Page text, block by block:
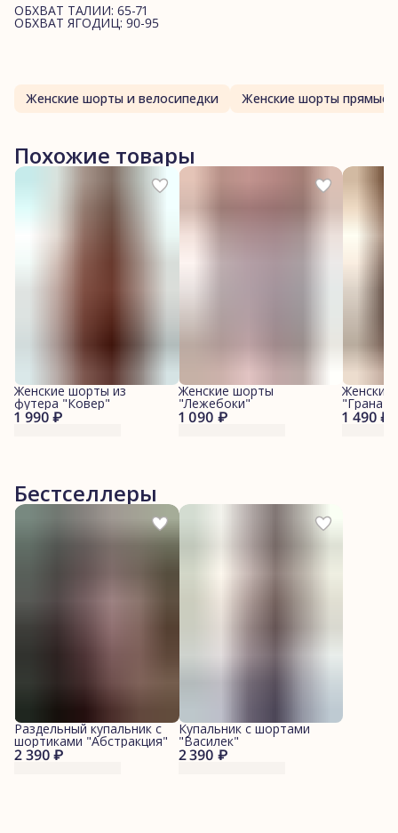
ОБХВАТ ТАЛИИ: 65-71
ОБХВАТ ЯГОДИЦ: 90-95
Женские шорты и велосипедки Женские шорты прямые
Похожие товары
1 990 ₽
Женские шорты из
футера "Ковер"
1 090 ₽
Женские шорты
"Лежебоки"
1 490 ₽
Бестселлеры
2 390 ₽
Раздельный купальник с
шортиками "Абстракция"
2 390 ₽
Купальник с шортами
"Василек"